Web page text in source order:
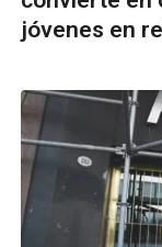
jóvenes en